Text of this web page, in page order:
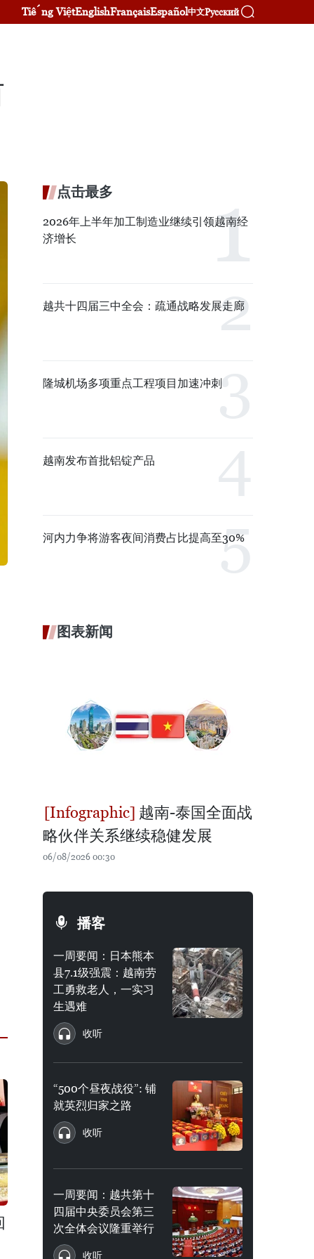
Tiếng ViệtEnglishFrançaisEspañol中文Русский
点击最多
2026年上半年加工制造业继续引领越南经
济增长
越共十四届三中全会：疏通战略发展走廊
隆城机场多项重点工程项目加速冲刺
越南发布首批铝锭产品
河内力争将游客夜间消费占比提高至30%
图表新闻
越南-泰国全面战
略伙伴关系继续稳健发展
06/08/2026 00:30
播客
一周要闻：日本熊本
县7.1级强震：越南劳
工勇救老人，一实习
生遇难
收听
“500个昼夜战役”: 铺
就英烈归家之路
收听
一周要闻：越共第十
四届中央委员会第三
次全体会议隆重举行
收听